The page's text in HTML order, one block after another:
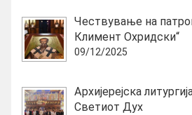
Чествување на
Климент Охридски“
09/12/2025
Архијерејска
Светиот Дух